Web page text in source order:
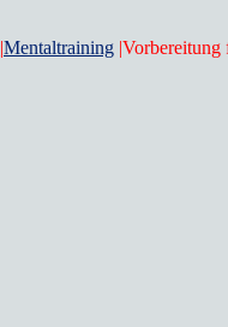
|Mentaltraining